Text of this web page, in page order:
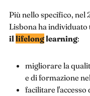
Più nello specifico,
Lisbona ha individuato
illifelonglearning:
migliorare la
e di formazione
facilitare